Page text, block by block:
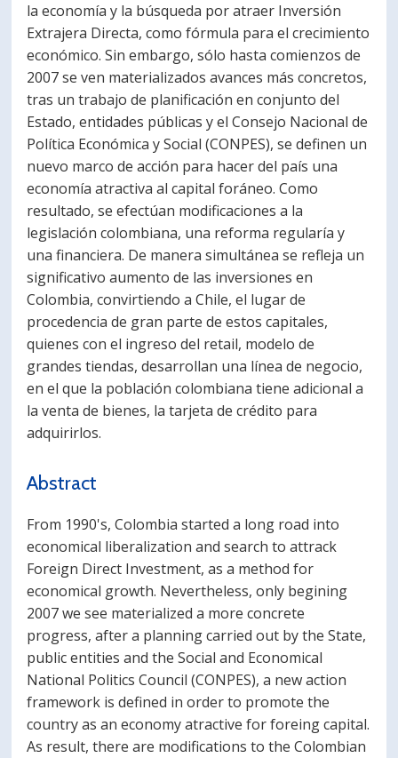
la economía y la búsqueda por atraer Inversión
Extrajera Directa, como fórmula para el crecimiento
económico. Sin embargo, sólo hasta comienzos de
2007 se ven materializados avances más concretos,
tras un trabajo de planificación en conjunto del
Estado, entidades públicas y el Consejo Nacional de
Política Económica y Social (CONPES), se definen un
nuevo marco de acción para hacer del país una
economía atractiva al capital foráneo. Como
resultado, se efectúan modificaciones a la
legislación colombiana, una reforma regularía y
una financiera. De manera simultánea se refleja un
significativo aumento de las inversiones en
Colombia, convirtiendo a Chile, el lugar de
procedencia de gran parte de estos capitales,
quienes con el ingreso del retail, modelo de
grandes tiendas, desarrollan una línea de negocio,
en el que la población colombiana tiene adicional a
la venta de bienes, la tarjeta de crédito para
adquirirlos.
Abstract
From 1990's, Colombia started a long road into
economical liberalization and search to attrack
Foreign Direct Investment, as a method for
economical growth. Nevertheless, only begining
2007 we see materialized a more concrete
progress, after a planning carried out by the State,
public entities and the Social and Economical
National Politics Council (CONPES), a new action
framework is defined in order to promote the
country as an economy atractive for foreing capital.
As result, there are modifications to the Colombian